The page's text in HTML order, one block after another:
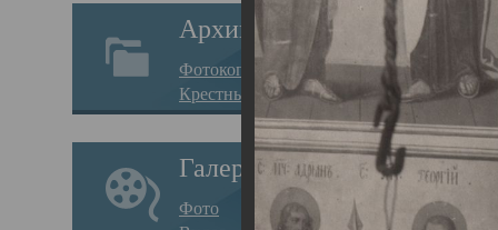
Архив
Фотокопии дел
Крестные ходы
Галерея
Фото